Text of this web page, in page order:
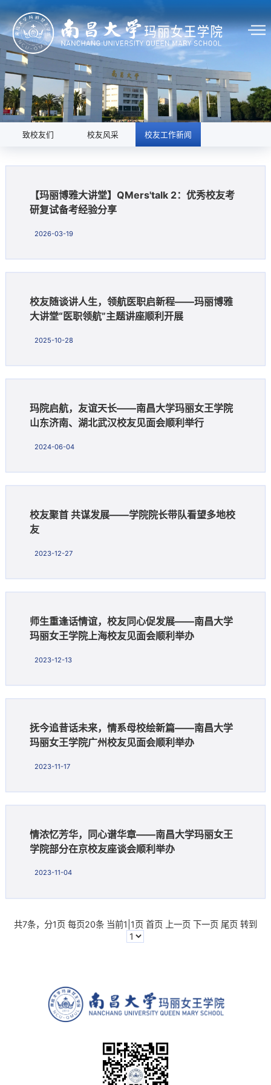
致校友们 校友风采 校友工作新闻
【玛丽博雅大讲堂】QMers'talk 2：优秀校友考
研复试备考经验分享
2026-03-19
校友随谈讲人生，领航医职启新程——玛丽博雅
大讲堂“医职领航”主题讲座顺利开展
2025-10-28
玛院启航，友谊天长——南昌大学玛丽女王学院
山东济南、湖北武汉校友见面会顺利举行
2024-06-04
校友聚首 共谋发展——学院院长带队看望多地校
友
2023-12-27
师生重逢话情谊，校友同心促发展——南昌大学
玛丽女王学院上海校友见面会顺利举办
2023-12-13
抚今追昔话未来，情系母校绘新篇——南昌大学
玛丽女王学院广州校友见面会顺利举办
2023-11-17
情浓忆芳华，同心谱华章——南昌大学玛丽女王
学院部分在京校友座谈会顺利举办
2023-11-04
共7条，分1页 每页20条 当前1|1页 首页 上一页 下一页 尾页 转到